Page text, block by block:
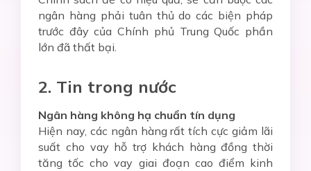
ngân hàng phải tuân thủ do các biện pháp
trước đây của Chính phủ Trung Quốc phần
lớn đã thất bại.
2. Tin trong nước
Ngân hàng không hạ chuẩn tín dụng
Hiện nay, các ngân hàng rất tích cực giảm lãi
suất cho vay hỗ trợ khách hàng đồng thời
tăng tốc cho vay giai đoạn cao điểm kinh